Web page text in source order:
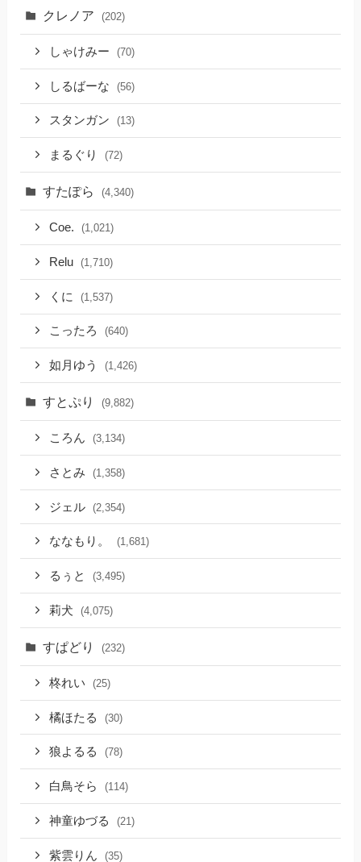
クレノア (202)
しゃけみー (70)
しるばーな (56)
スタンガン (13)
まるぐり (72)
すたぽら (4,340)
Coe. (1,021)
Relu (1,710)
くに (1,537)
こったろ (640)
如月ゆう (1,426)
すとぷり (9,882)
ころん (3,134)
さとみ (1,358)
ジェル (2,354)
ななもり。 (1,681)
るぅと (3,495)
莉犬 (4,075)
すぱどり (232)
柊れい (25)
橘ほたる (30)
狼よるる (78)
白鳥そら (114)
神童ゆづる (21)
紫雲りん (35)